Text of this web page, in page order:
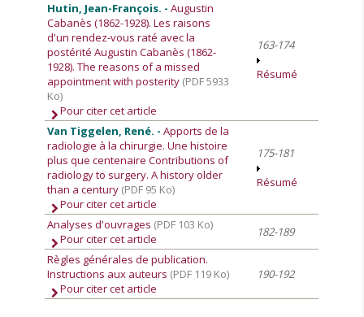
Hutin, Jean-François. -Augustin
Cabanès (1862-1928). Les raisons
d'un rendez-vous raté avec la
postérité Augustin Cabanès (1862-
1928). The reasons of a missed
appointment with posterity (PDF 5933
Ko)
Pour citer cet article
163-174
Résumé
Van Tiggelen, René. -Apports de la
radiologie à la chirurgie. Une histoire
plus que centenaire Contributions of
radiology to surgery. A history older
than a century (PDF 95 Ko)
Pour citer cet article
175-181
Résumé
Analyses d'ouvrages (PDF 103 Ko)
Pour citer cet article
182-189
Règles générales de publication.
Instructions aux auteurs (PDF 119 Ko)
Pour citer cet article
190-192